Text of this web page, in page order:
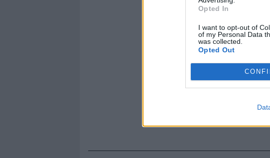
Opted In
I want to opt-out of
of my Personal Data
was collected.
Opted Out